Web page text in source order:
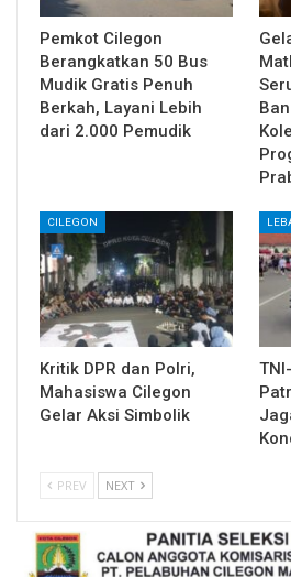
Pemkot Cilegon
Berangkatkan 50 Bus
Mudik Gratis Penuh
Berkah, Layani Lebih
dari 2.000 Pemudik
CILEGON
Kritik DPR dan Polri,
Mahasiswa Cilegon
Gelar Aksi Simbolik
PREV NEXT